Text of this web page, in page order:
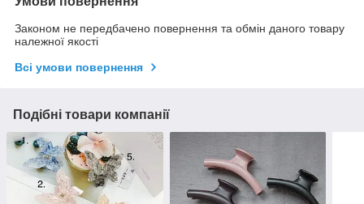
Законом не передбачено повернення та обмін даного товару
належної якості
Всі умови повернення
Подібні товари компанії